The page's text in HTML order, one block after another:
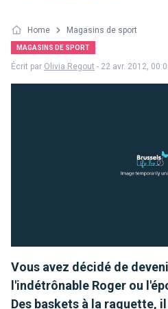
Home Magasins de sport
MAGASINS DE SPORT
Écrit par Olivia Regout - 22 avr. 2012,
Vous avez décidé de
l'indétrônable Roger ou
Des baskets à la raquette,